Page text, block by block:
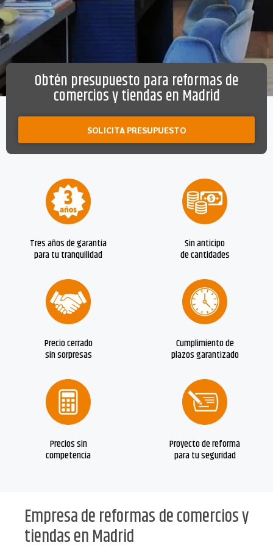
Obtén presupuesto para reformas de
comercios y tiendas en Madrid
SOLICITA PRESUPUESTO
Tres años de garantía
para tu tranquilidad
Sin anticipo
de cantidades
Precio cerrado
sin sorpresas
Cumplimiento de
plazos garantizado
Precios sin
competencia
Proyecto de reforma
para tu seguridad
Empresa de reformas de comercios y
tiendas en Madrid